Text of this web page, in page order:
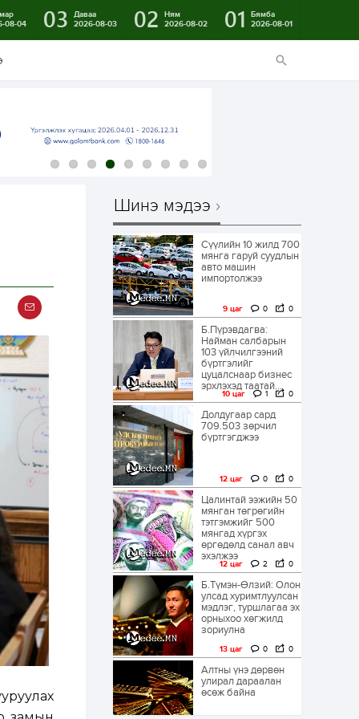
08-04
03
Даваа
2026-08-03
02
Ням
2026-08-02
01
Бямба
2026-08-01
Шинэ мэдээ
Сүүлийн 10 жилд 700
мянга гаруй суудлын
авто машин
импортолжээ
9 цаг 0 0
Б.Пүрэвдагва:
Найман салбарын
103 үйлчилгээний
бүртгэлийг
цуцалснаар бизнес
эрхлэхэд таатай...
10 цаг 1 0
Долдугаар сард
709.503 зөрчил
бүртгэгджээ
12 цаг 0 0
Цалинтай ээжийн 50
мянган төгрөгийн
тэтгэмжийг 500
мянгад хүргэх
өргөдөлд санал авч
эхэлжээ
12 цаг 2 0
Б.Түмэн-Өлзий: Олон
улсад хуримтлуулсан
мэдлэг, туршлагаа эх
орныхоо хөгжилд
зориулна
13 цаг 0 0
Алтны үнэ дөрвөн
улирал дараалан
өсөж байна